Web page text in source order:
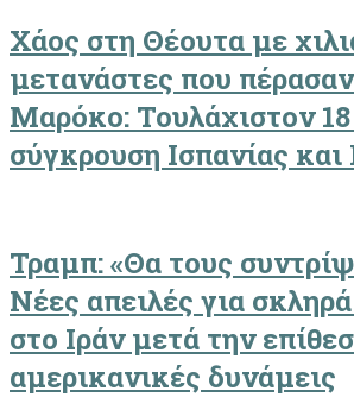
Χάος στη Θέουτα με
μετανάστες που
Μαρόκο: Τουλάχιστον 18
σύγκρουση Ισπανίας και
Τραμπ: «Θα τους
Νέες απειλές για
στο Ιράν μετά την
αμερικανικές δυνάμεις